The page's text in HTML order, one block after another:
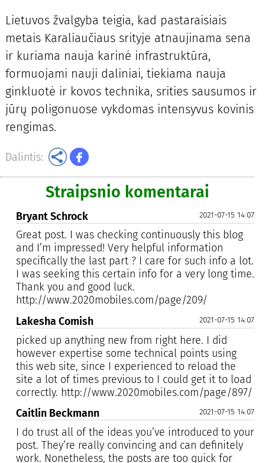
Lietuvos žvalgyba teigia, kad pastaraisiais
metais Karaliaučiaus srityje atnaujinama sena
ir kuriama nauja karinė infrastruktūra,
formuojami nauji daliniai, tiekiama nauja
ginkluotė ir kovos technika, srities sausumos ir
jūrų poligonuose vykdomas intensyvus kovinis
rengimas.
Dalintis:
Straipsnio komentarai
2021-07-15 14:07
Bryant Schrock
Great post. I was checking continuously this blog
and I’m impressed! Very helpful information
specifically the last part ? I care for such info a lot.
I was seeking this certain info for a very long time.
Thank you and good luck.
http://www.2020mobiles.com/page/209/
2021-07-15 14:07
Lakesha Comish
picked up anything new from right here. I did
however expertise some technical points using
this web site, since I experienced to reload the
site a lot of times previous to I could get it to load
correctly. http://www.2020mobiles.com/page/897/
2021-07-15 14:07
Caitlin Beckmann
I do trust all of the ideas you’ve introduced to your
post. They’re really convincing and can definitely
work. Nonetheless, the posts are too quick for